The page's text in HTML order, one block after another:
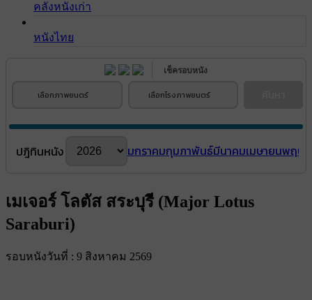
คลังหนังเก่า
หนังไทย
เช็ครอบหนัง
เลือกภาพยนตร์ เลือกโรงภาพยนตร์
ปฎิทินหนัง มกราคมกุมภาพันธ์มีนาคมเมษายนพฤษ
เมเจอร์ โลตัส สระบุรี (Major Lotus
Saraburi)
รอบหนังวันที่ : 9 สิงหาคม 2569